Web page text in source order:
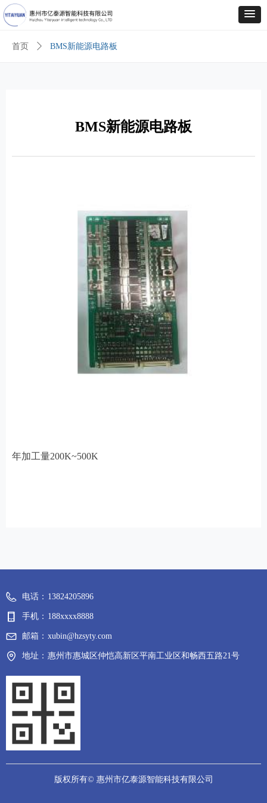
首页 ꄲ BMS新能源电路板
BMS新能源电路板
年加工量200K~500K
电话： 13824205896
手机： 188xxxx8888
邮箱： xubin@hzsyty.com
地址： 惠州市惠城区仲恺高新区平南工业区和畅西五路21号
版权所有© 惠州市亿泰源智能科技有限公司